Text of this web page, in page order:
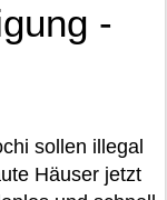
-
sollen illegal
Häuser jetzt